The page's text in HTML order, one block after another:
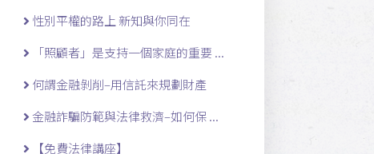
性別平權的路上 新知與你同在
「照顧者」是支持一個家庭的重要 ...
何謂金融剝削–用信託來規劃財產
金融詐騙防範與法律救濟–如何保 ...
【免費法律講座】